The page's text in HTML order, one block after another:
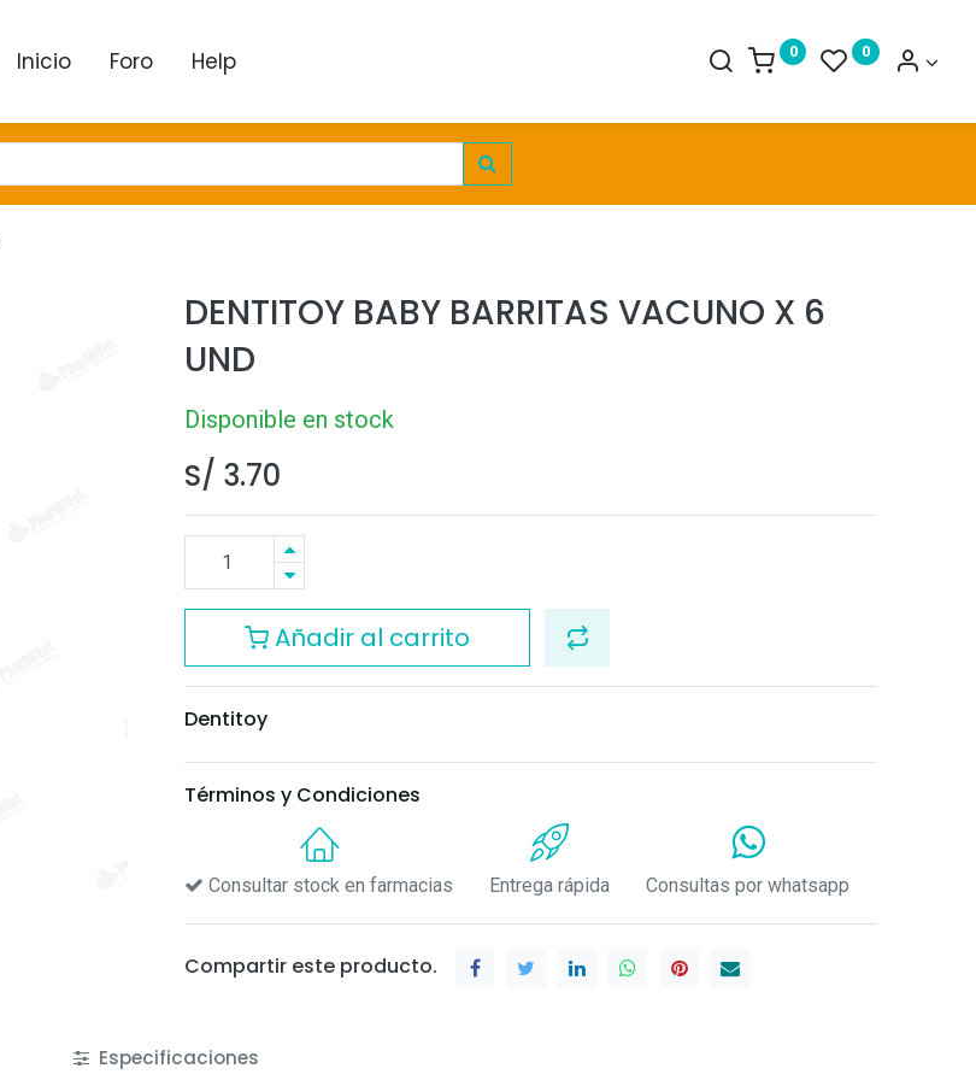
Inicio Foro Help 0 0
DENTITOY BABY BARRITAS VACUNO X 6
UND
Disponible en stock
S/ 3.70
Añadir al carrito
Dentitoy
Términos y Condiciones
Consultar stock en farmacias Entrega rápida Consultas por whatsapp
Compartir este producto.
Especificaciones